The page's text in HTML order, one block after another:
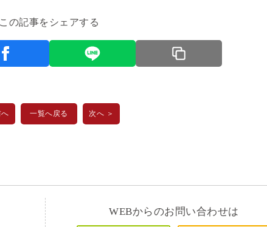
の記事をシェアする
一覧へ戻る 次へ ＞
WEBからのお問い合わせは